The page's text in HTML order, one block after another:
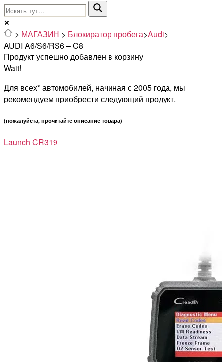
> МАГАЗИН > Блокиратор пробега>Audi>
AUDI A6/S6/RS6 – C8
Продукт успешно добавлен в корзину
Wait!
Для всех* автомобилей, начиная с 2005 года, мы
рекомендуем приобрести следующий продукт.
(пожалуйста, прочитайте описание товара)
Launch CR319